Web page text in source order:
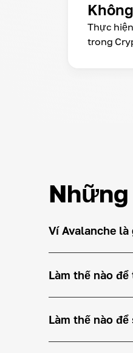
Thực
trong
Ví Avalanche là
Làm thế nào
Làm thế nào